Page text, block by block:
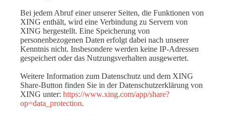
Bei jedem Abruf einer unserer Seiten, die Funktionen von
XING enthält, wird eine Verbindung zu Servern von
XING hergestellt. Eine Speicherung von
personenbezogenen Daten erfolgt dabei nach unserer
Kenntnis nicht. Insbesondere werden keine IP-Adressen
gespeichert oder das Nutzungsverhalten ausgewertet.
Weitere Information zum Datenschutz und dem XING
Share-Button finden Sie in der Datenschutzerklärung von
XING unter:https://www.xing.com/app/share?
op=data_protection.